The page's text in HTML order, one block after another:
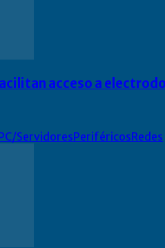
acceso a
ServidoresPeriféricosRedes